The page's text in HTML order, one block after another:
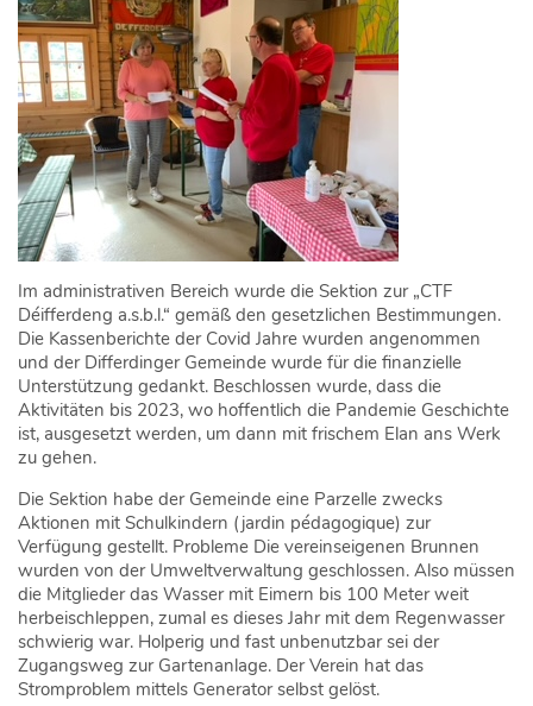
Im administrativen Bereich wurde die Sektion zur „CTF
Déifferdeng a.s.b.l.“ gemäß den gesetzlichen Bestimmungen.
Die Kassenberichte der Covid Jahre wurden angenommen
und der Differdinger Gemeinde wurde für die finanzielle
Unterstützung gedankt. Beschlossen wurde, dass die
Aktivitäten bis 2023, wo hoffentlich die Pandemie Geschichte
ist, ausgesetzt werden, um dann mit frischem Elan ans Werk
zu gehen.
Die Sektion habe der Gemeinde eine Parzelle zwecks
Aktionen mit Schulkindern (jardin pédagogique) zur
Verfügung gestellt. Probleme Die vereinseigenen Brunnen
wurden von der Umweltverwaltung geschlossen. Also müssen
die Mitglieder das Wasser mit Eimern bis 100 Meter weit
herbeischleppen, zumal es dieses Jahr mit dem Regenwasser
schwierig war. Holperig und fast unbenutzbar sei der
Zugangsweg zur Gartenanlage. Der Verein hat das
Stromproblem mittels Generator selbst gelöst.